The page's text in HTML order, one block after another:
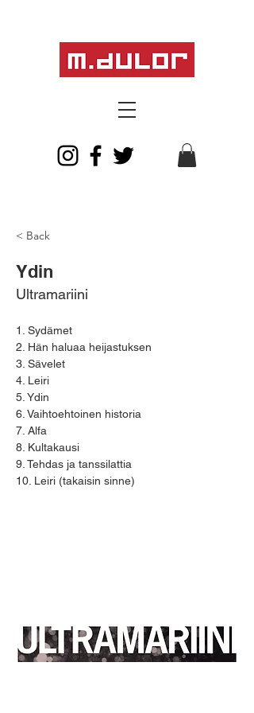
< Back
Ydin
Ultramariini
1. Sydämet
2. Hän haluaa heijastuksen
3. Sävelet
4. Leiri
5. Ydin
6. Vaihtoehtoinen historia
7. Alfa
8. Kultakausi
9. Tehdas ja tanssilattia
10. Leiri (takaisin sinne)